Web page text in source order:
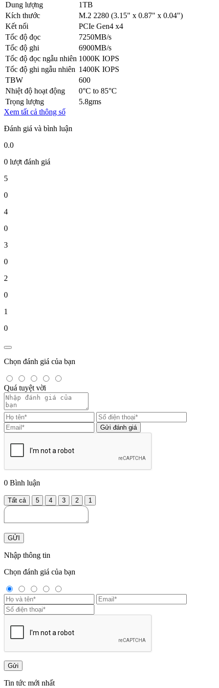
Dung lượng
1TB
Kích thước
M.2 2280 (3.15" x 0.87" x 0.04")
Kết nối
PCIe Gen4 x4
Tốc độ đọc
7250MB/s
Tốc độ ghi
6900MB/s
Tốc độ đọc ngẫu nhiên 1000K IOPS
Tốc độ ghi ngẫu nhiên 1400K IOPS
TBW
600
Nhiệt độ hoạt động
0°C to 85°C
Trọng lượng
5.8gms
Xem tất cả thông số
Đánh giá và bình luận
0.0
0 lượt đánh giá
5
0
4
0
3
0
2
0
1
0
Chọn đánh giá của bạn
Quá tuyệt vời
Gửi đánh giá
0 Bình luận
Tất cả 5 4 3 2 1
GỬI
Nhập thông tin
Chọn đánh giá của bạn
Gửi
Tin tức mới nhất